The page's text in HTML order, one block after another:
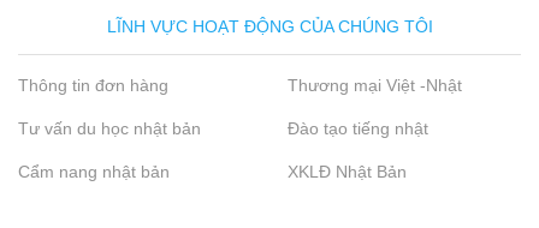
LĨNH VỰC HOẠT ĐỘNG CỦA CHÚNG TÔI
Thông tin đơn hàng Thương mại Việt -Nhật
Tư vấn du học nhật bản Đào tạo tiếng nhật
Cẩm nang nhật bản XKLĐ Nhật Bản